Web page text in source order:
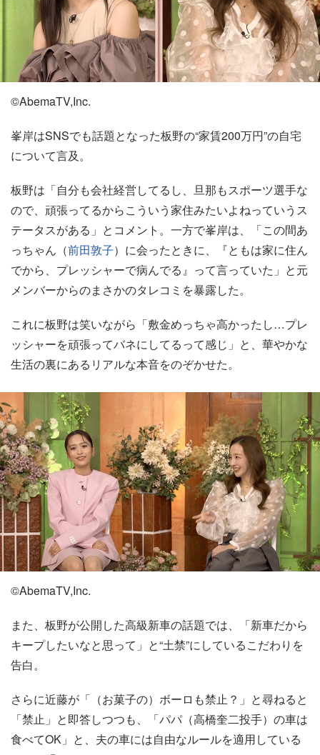
©AbemaTV,Inc.
峯岸はSNSでも話題となった板野の“家賃200万円”の自宅
について言及。
板野は「自分も会社経営してるし、旦那もスポーツ選手な
ので、頑張ってるからこういう家住みたいよねっていうス
テータスがある」とコメント。一方で峯岸は、「この間あ
っちゃん（前田敦子）に会ったときに、『ともは家に住ん
でから、プレッシャーで病んでる』って言っていた」と元
メンバーからのまさかのタレコミを暴露した。
これに板野は笑いながら「敷金めっちゃ高かったし…プレ
ッシャーを頑張ってバネにしてるって感じ」と、華やかな
生活の裏にあるリアルな本音をのぞかせた。
©AbemaTV,Inc.
また、板野が公開した高級新車の話題では、「新車だから
キープしたいなと思って」と“土禁”にしているこだわりを
告白。
さらに近藤が「（お菓子の）ボーロも禁止？」と尋ねると
「禁止」と即答しつつも、「パパ（高橋奎二投手）の車は
食べてOK」と、夫の車には自由なルールを適用している